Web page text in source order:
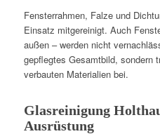
Fensterrahmen, Falze und
Einsatz mitgereinigt. Auch
außen – werden nicht
gepflegtes Gesamtbild, sondern
verbauten Materialien bei.
Glasreinigung
Ausrüstung